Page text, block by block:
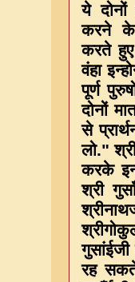
ये दोनों
करने के
करते
वंहा
पूर्ण
दोनों
से
लो."
करके
श्री
गुसांईजी
रह